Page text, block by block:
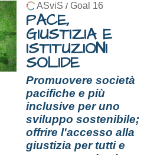
ASviS / Goal 16
PACE,
GIUSTIZIA E
ISTITUZIONI
SOLIDE
Promuovere società
pacifiche e più
inclusive per uno
sviluppo sostenibile;
offrire l'accesso alla
giustizia per tutti e